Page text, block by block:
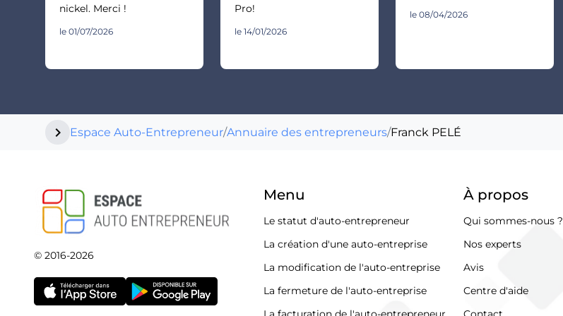
nickel. Merci !
le 01/07/2026
Pro!
le 14/01/2026
le 08/04/2026
chevron_right Espace Auto-Entrepreneur/Annuaire des entrepreneurs/Franck PELÉ
© 2016-2026
Menu
Le statut d'auto-entrepreneur
La création d'une auto-entreprise
La modification de l'auto-entreprise
La fermeture de l'auto-entreprise
À propos
Qui sommes-nous ?
Nos experts
Avis
Centre d'aide